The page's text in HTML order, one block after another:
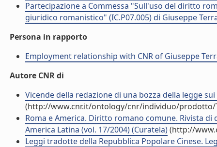
Partecipazione a Commessa "Sull'uso del diritto
giuridico romanistico" (IC.P07.005) di Giuseppe
Persona in rapporto
Employment relationship with CNR of Giuseppe
Autore CNR di
Vicende della redazione di una bozza della legge
(http://www.cnr.it/ontology/cnr/individuo/prodotto/
Roma e America. Diritto romano comune. Rivista
America Latina (vol. 17/2004) (Curatela)(http://
Leggi tradotte della Repubblica Popolare Cinese.